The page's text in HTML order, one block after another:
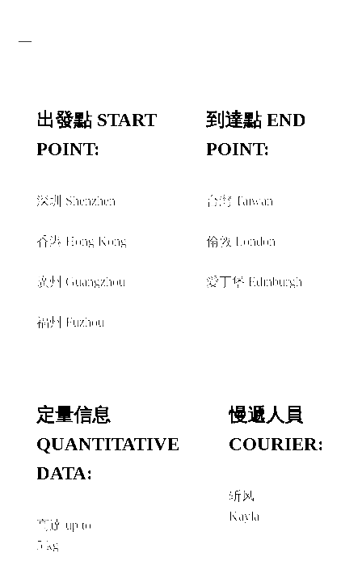
—
出發點 START
POINT:
深圳 Shenzhen
香港 Hong Kong
廣州 Guangzhou
福州 Fuzhou
到達點 END
POINT:
台灣 Taiwan
倫敦 London
愛丁堡 Edinburgh
定量信息
QUANTITATIVE
DATA:
高達 up to
5 kg
慢遞人員
COURIER:
斩风
Kayla